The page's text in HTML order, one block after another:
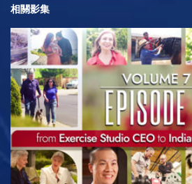
相關影集